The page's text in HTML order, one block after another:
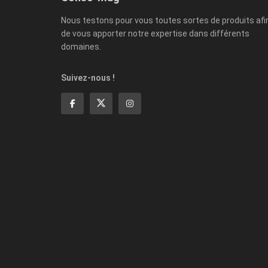
Nous testons pour vous toutes sortes de produits
de vous apporter notre expertise dans différents
domaines.
Suivez-nous !